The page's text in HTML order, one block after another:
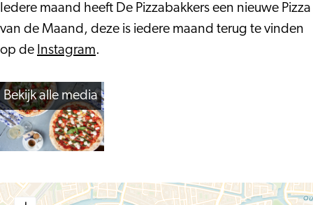
Iedere maand heeft De Pizzabakkers een nieuwe Pizza
van de Maand, deze is iedere maand terug te vinden
op de Instagram.
Bekijk alle media